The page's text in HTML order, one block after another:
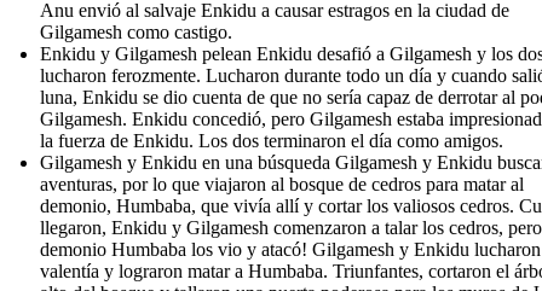
Anu envió al salvaje Enkidu a causar estragos en la ciudad de
Gilgamesh como castigo.
Enkidu y Gilgamesh pelean Enkidu desafió a Gilgamesh y los
lucharon ferozmente. Lucharon durante todo un día y cuando
luna, Enkidu se dio cuenta de que no sería capaz de derrotar al
Gilgamesh. Enkidu concedió, pero Gilgamesh estaba
la fuerza de Enkidu. Los dos terminaron el día como amigos.
Gilgamesh y Enkidu en una búsqueda Gilgamesh y Enkidu
aventuras, por lo que viajaron al bosque de cedros para matar al
demonio, Humbaba, que vivía allí y cortar los valiosos cedros.
llegaron, Enkidu y Gilgamesh comenzaron a talar los cedros,
demonio Humbaba los vio y atacó! Gilgamesh y Enkidu
valentía y lograron matar a Humbaba. Triunfantes, cortaron el